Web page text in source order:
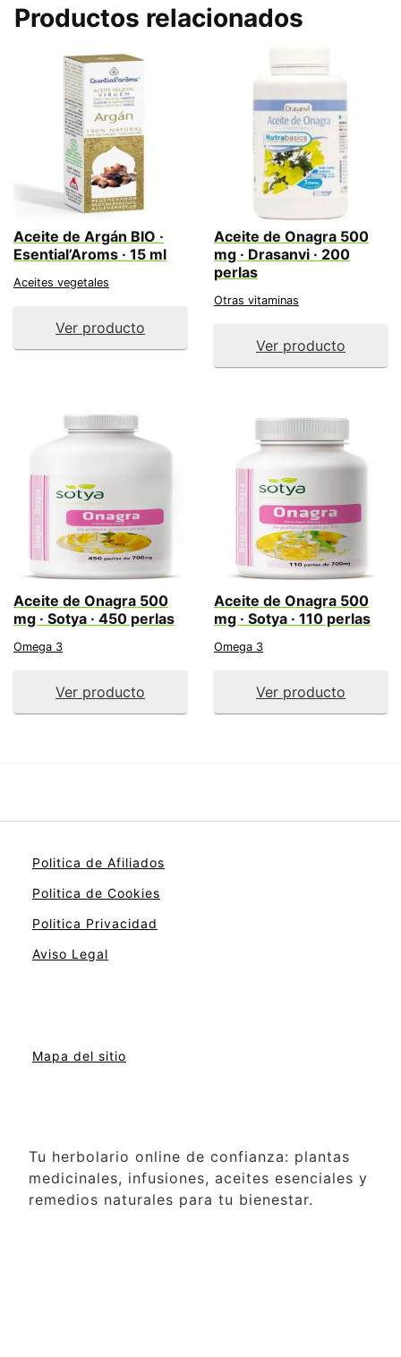
Productos relacionados
Aceite de Argán BIO ·
Esential’Aroms · 15 ml
Aceites vegetales
Ver producto
Aceite de Onagra 500
mg · Drasanvi · 200
perlas
Otras vitaminas
Ver producto
Aceite de Onagra 500
mg · Sotya · 450 perlas
Omega 3
Ver producto
Aceite de Onagra 500
mg · Sotya · 110 perlas
Omega 3
Ver producto
Politica de Afiliados
Politica de Cookies
Politica Privacidad
Aviso Legal
Mapa del sitio
Tu herbolario online de confianza: plantas
medicinales, infusiones, aceites esenciales y
remedios naturales para tu bienestar.